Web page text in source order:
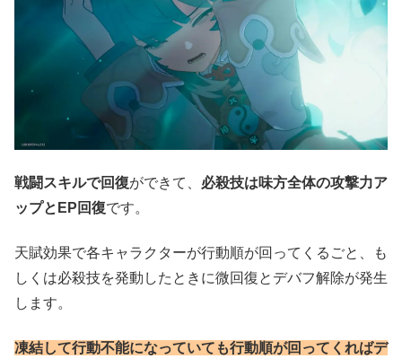
戦闘スキルで回復ができて、 必殺技は味方全体の攻撃力ア
ップとEP回復です。
天賦効果で各キャラクターが行動順が回ってくるごと、も
しくは必殺技を発動したときに微回復とデバフ解除が発生
します。
凍結して行動不能になっていても行動順が回ってくればデ